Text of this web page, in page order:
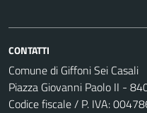
CONTATTI
Comune di Giffoni Sei Casali
Piazza Giovanni Paolo II -
Codice fiscale / P. IVA: